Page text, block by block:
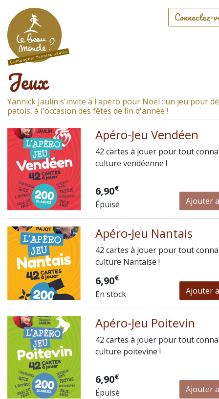
Connectez-
Jeux
Yannick Jaulin s'invite à l'apéro pour Noël : un jeu pour
patois, à l'occasion des fêtes de fin d'année !
Apéro-Jeu Vendéen
42 cartes à jouer pour tout
culture vendéenne !
6,90€
Épuisé Ajouter
Apéro-Jeu Nantais
42 cartes à jouer pour tout
culture Nantaise !
6,90€
En stock Ajouter
Apéro-Jeu Poitevin
42 cartes à jouer pour tout
culture poitevine !
6,90€
Épuisé Ajouter